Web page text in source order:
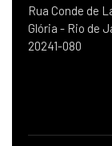
Rua Conde de
Glória - Rio de
20241-080